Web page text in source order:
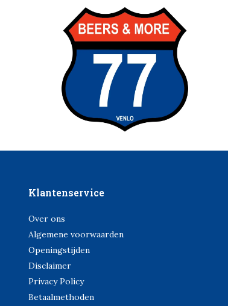
Klantenservice
Over ons
Algemene voorwaarden
Openingstijden
Disclaimer
Privacy Policy
Betaalmethoden